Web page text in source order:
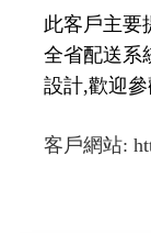
此客戶主要
全省配送系
設計,歡迎
客戶網站: